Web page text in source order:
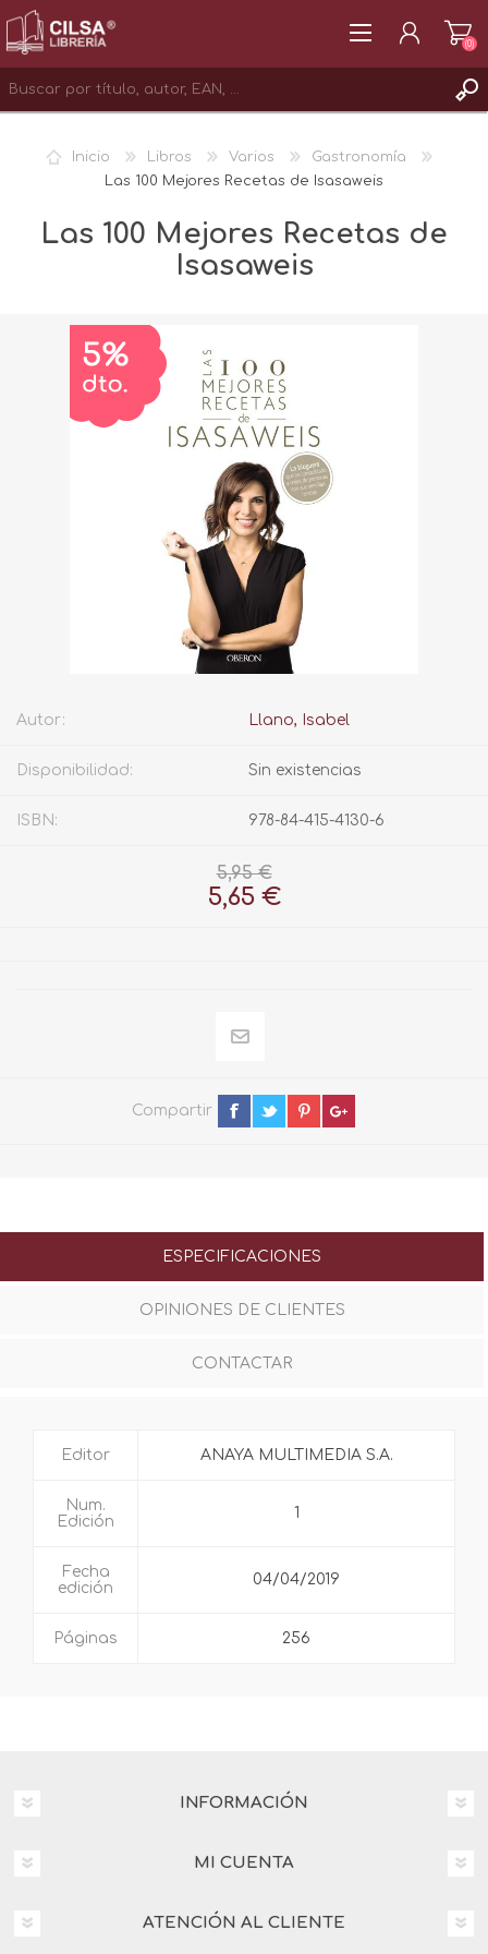
INICIAR SESIÓN
(0)
Inicio Libros Varios
Gastronomía
Las 100 Mejores Recetas de Isasaweis
Las 100 Mejores Recetas de
Isasaweis
Autor: Llano, Isabel
Disponibilidad: Sin existencias
ISBN: 978-84-415-4130-6
5,95 €
5,65 €
Compartir
ESPECIFICACIONES
OPINIONES DE CLIENTES
CONTACTAR
Editor ANAYA MULTIMEDIA S.A.
Num.
Edición
1
Fecha
edición
04/04/2019
Páginas 256
INFORMACIÓN
MI CUENTA
ATENCIÓN AL CLIENTE